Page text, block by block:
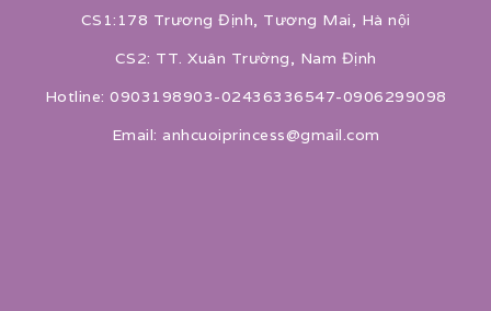
CS1:178 Trương Định, Tương Mai, Hà nội
CS2: TT. Xuân Trường, Nam Định
Hotline: 0903198903-02436336547-0906299098
Email: anhcuoiprincess@gmail.com